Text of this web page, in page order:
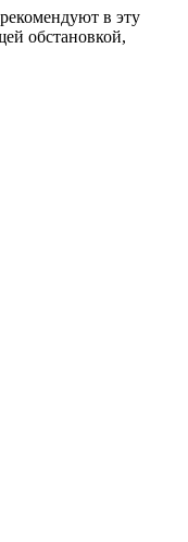
в эту
обстановкой,